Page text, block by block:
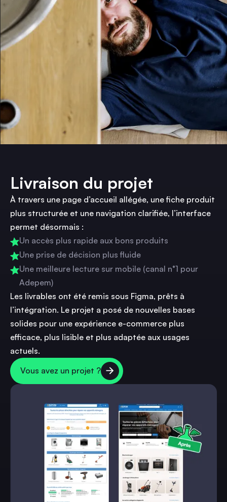
Livraison du projet
À travers une page d’accueil allégée, une fiche produit
plus structurée et une navigation clarifiée, l’interface
permet désormais :
Un accès plus rapide aux bons produits
Une prise de décision plus fluide
Une meilleure lecture sur mobile (canal n°1 pour
Adepem)
Les livrables ont été remis sous Figma, prêts à
l’intégration. Le projet a posé de nouvelles bases
solides pour une expérience e-commerce plus
efficace, plus lisible et plus adaptée aux usages
actuels.
Vous avez un projet ?